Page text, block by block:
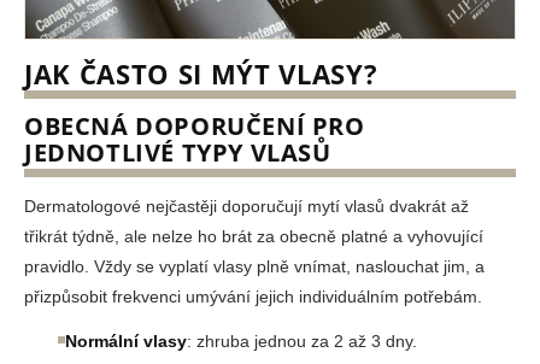
JAK ČASTO SI MÝT VLASY?
OBECNÁ DOPORUČENÍ PRO
JEDNOTLIVÉ TYPY VLASŮ
Dermatologové nejčastěji doporučují mytí vlasů dvakrát až
třikrát týdně, ale nelze ho brát za obecně platné a vyhovující
pravidlo. Vždy se vyplatí vlasy plně vnímat, naslouchat jim, a
přizpůsobit frekvenci umývání jejich individuálním potřebám.
Normální vlasy: zhruba jednou za 2 až 3 dny.